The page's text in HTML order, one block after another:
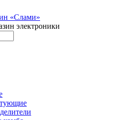
электроники